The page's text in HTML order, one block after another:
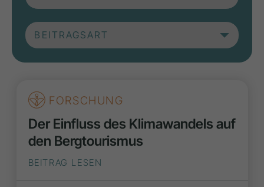
FORSCHUNG
Der Einfluss des Klimawandels auf
den Bergtourismus
BEITRAG LESEN